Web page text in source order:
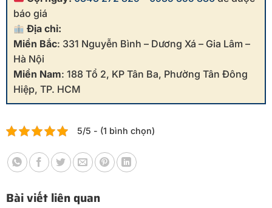
báo giá
Địa chỉ:
Miền Bắc: 331 Nguyễn Bình – Dương Xá – Gia Lâm –
Hà Nội
Miền Nam: 188 Tổ 2, KP Tân Ba, Phường Tân Đông
Hiệp, TP. HCM
5/5 - (1 bình chọn)
Bài viết liên quan